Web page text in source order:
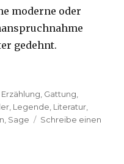
moderne oder
gedehnt.
Tags
Erzählung Gattung
Legende Literatur
Sage
Schreibe einen